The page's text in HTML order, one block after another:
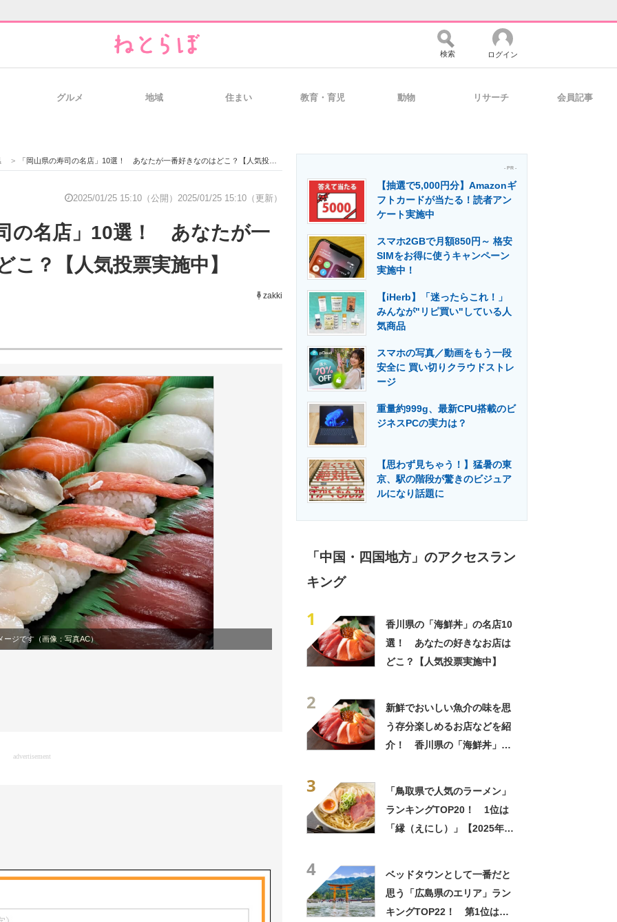
経営リーダーのコミュニティ マーケ×ITの今がよく分かる
IT製品の技術・比較・事例 製造業のIT導入・活用を支援
エネルギーの専門メディア 建設×テクノロジーの最前線
検索 ログイン
グルメ 地域 住まい 教育・育児 動物 リサーチ 会員記事
> 「岡山県の寿司の名店」10選！ あなたが一番好きなのはどこ？【人気投票実施中】
2025/01/25 15:10（公開） 2025/01/25 15:10（更新）
の名店」10選！ あなたが一
こ？【人気投票実施中】
zakki
ージです（画像：写真AC）
advertisement
- PR -
【抽選で5,000円分】Amazonギ
フトカードが当たる！読者アン
ケート実施中
スマホ2GBで月額850円～ 格安
SIMをお得に使うキャンペーン
実施中！
【iHerb】「迷ったらこれ！」
みんなが"リピ買い"している人
気商品
スマホの写真／動画をもう一段
安全に 買い切りクラウドストレ
ージ
重量約999g、最新CPU搭載のビ
ジネスPCの実力は？
【思わず見ちゃう！】猛暑の東
京、駅の階段が驚きのビジュア
ルになり話題に
「中国・四国地方」のアクセスラン
キング
1
香川県の「海鮮丼」の名店10
選！ あなたの好きなお店は
どこ？【人気投票実施中】
2
新鮮でおいしい魚介の味を思
う存分楽しめるお店などを紹
介！ 香川県の「海鮮丼」の
3
「鳥取県で人気のラーメン」
ランキングTOP20！ 1位は
「縁（えにし）」【2025年3
4
ベッドタウンとして一番だと
思う「広島県のエリア」ラン
キングTOP22！ 第1位は